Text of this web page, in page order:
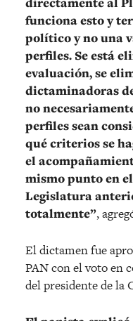
funciona esto y
político y no una
perfiles. Se está
evaluación, se
dictaminadoras
no
perfiles sean
qué criterios se
el
mismo punto en
Legislatura
totalmente”,
El dictamen fue
PAN con el voto en
del presidente de la